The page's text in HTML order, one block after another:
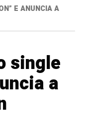
E ANUNCIA A
single
a